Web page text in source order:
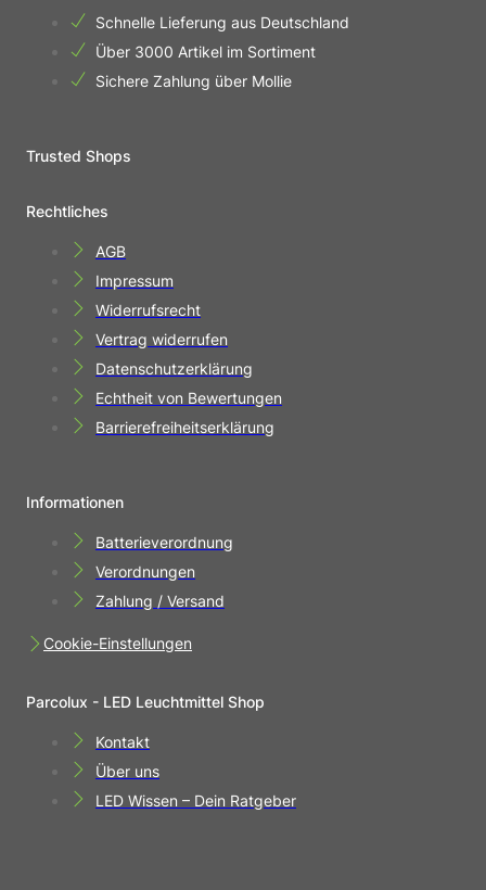
Schnelle Lieferung aus Deutschland
Über 3000 Artikel im Sortiment
Sichere Zahlung über Mollie
Trusted Shops
Rechtliches
AGB
Impressum
Widerrufsrecht
Vertrag widerrufen
Datenschutzerklärung
Echtheit von Bewertungen
Barrierefreiheitserklärung
Informationen
Batterieverordnung
Verordnungen
Zahlung / Versand
Cookie-Einstellungen
Parcolux - LED Leuchtmittel Shop
Kontakt
Über uns
LED Wissen – Dein Ratgeber